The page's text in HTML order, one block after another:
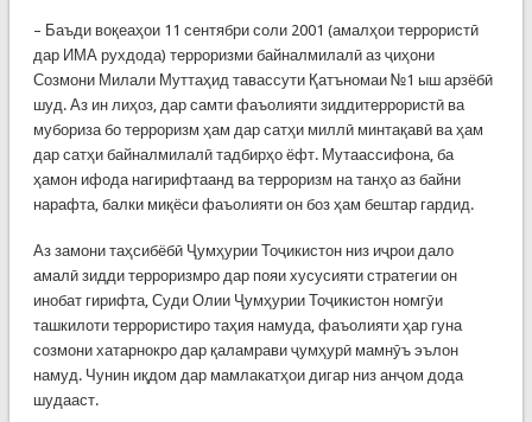
– Баъди воқеаҳои 11 сентябри соли 2001 (амалҳои террористӣ
дар ИМА рухдода) терроризми байналмилалӣ аз ҷиҳони
Созмони Милали Муттаҳид тавассути Қатъномаи №1 ыш арзёбӣ
шуд. Аз ин лиҳоз, дар самти фаъолияти зиддитеррористӣ ва
мубориза бо терроризм ҳам дар сатҳи миллӣ минтақавӣ ва ҳам
дар сатҳи байналмилалӣ тадбирҳо ёфт. Мутаассифона, ба
ҳамон ифода нагирифтаанд ва терроризм на танҳо аз байни
нарафта, балки миқёси фаъолияти он боз ҳам бештар гардид.
Аз замони таҳсибёбӣ Ҷумҳурии Тоҷикистон низ иҷрои дало
амалӣ зидди терроризмро дар пояи хусусияти стратегии он
инобат гирифта, Суди Олии Ҷумҳурии Тоҷикистон номгӯи
ташкилоти террористиро таҳия намуда, фаъолияти ҳар гуна
созмони хатарнокро дар қаламрави ҷумҳурӣ мамнӯъ эълон
намуд. Чунин иқдом дар мамлакатҳои дигар низ анҷом дода
шудааст.